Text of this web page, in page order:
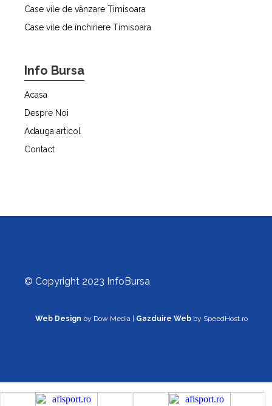
Case vile de vânzare Timisoara
Case vile de închiriere Timisoara
Info Bursa
Acasa
Despre Noi
Adauga articol
Contact
© Copyright 2023 InfoBursa
Web Design by Dow Media | Gazduire Web by SpeedHost.ro